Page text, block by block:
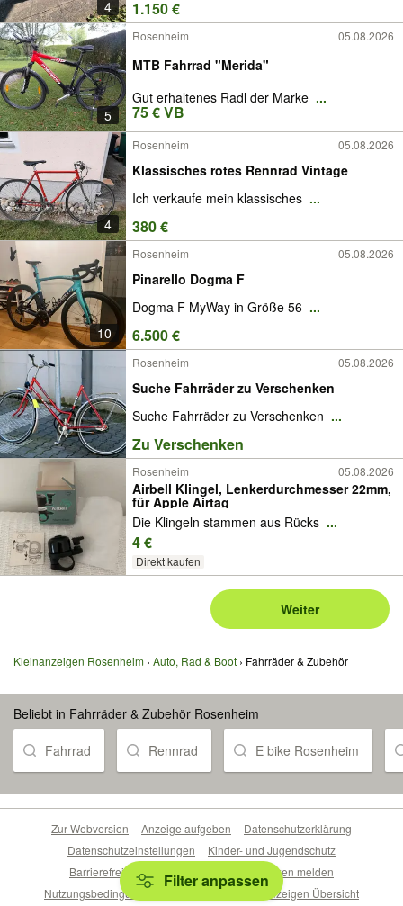
4 1.150 €
5
Rosenheim 05.08.2026
MTB Fahrrad "Merida"
Gut erhaltenes Radl der Marke ...
75 € VB
4
Rosenheim 05.08.2026
Klassisches rotes Rennrad Vintage
Ich verkaufe mein klassisches ...
380 €
10
Rosenheim 05.08.2026
Pinarello Dogma F
Dogma F MyWay in Größe 56 ...
6.500 €
Rosenheim 05.08.2026
Suche Fahrräder zu Verschenken
Suche Fahrräder zu Verschenken ...
Zu Verschenken
Rosenheim 05.08.2026
Airbell Klingel, Lenkerdurchmesser 22mm,
für Apple Airtag
Die Klingeln stammen aus Rücks ...
4 €
Direkt kaufen
Weiter
Kleinanzeigen Rosenheim Auto, Rad & Boot Fahrräder & Zubehör
Beliebt in Fahrräder & Zubehör Rosenheim
Fahrrad Rennrad E bike Rosenheim
Filter anpassen
Zur Webversion Anzeige aufgeben
Datenschutzerklärung
Datenschutzeinstellungen
Kinder- und Jugendschutz
Barrierefreiheitserklärung
Sicherheitslücken melden
Nutzungsbedingungen
Beliebte Suchen Anzeigen Übersicht